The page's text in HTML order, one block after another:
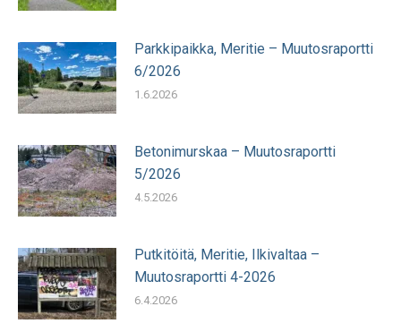
Parkkipaikka, Meritie – Muutosraportti
6/2026
1.6.2026
Betonimurskaa – Muutosraportti
5/2026
4.5.2026
Putkitöitä, Meritie, Ilkivaltaa –
Muutosraportti 4-2026
6.4.2026